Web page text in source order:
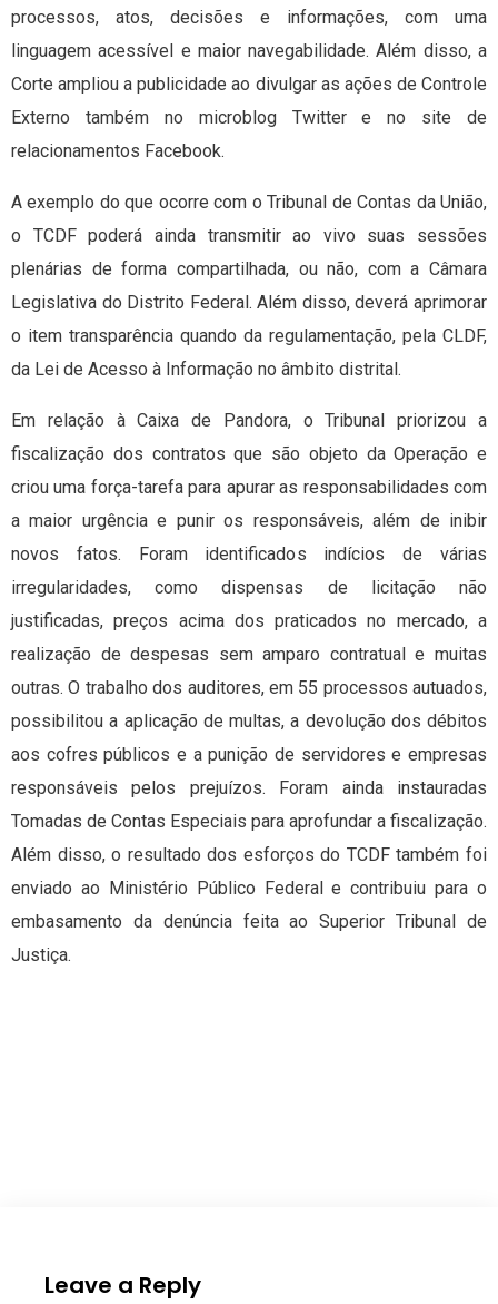
processos, atos, decisões e informações, com uma
linguagem acessível e maior navegabilidade. Além disso, a
Corte ampliou a publicidade ao divulgar as ações de Controle
Externo também no microblog Twitter e no site de
relacionamentos Facebook.
A exemplo do que ocorre com o Tribunal de Contas da União,
o TCDF poderá ainda transmitir ao vivo suas sessões
plenárias de forma compartilhada, ou não, com a Câmara
Legislativa do Distrito Federal. Além disso, deverá aprimorar
o item transparência quando da regulamentação, pela CLDF,
da Lei de Acesso à Informação no âmbito distrital.
Em relação à Caixa de Pandora, o Tribunal priorizou a
fiscalização dos contratos que são objeto da Operação e
criou uma força-tarefa para apurar as responsabilidades com
a maior urgência e punir os responsáveis, além de inibir
novos fatos. Foram identificados indícios de várias
irregularidades, como dispensas de licitação não
justificadas, preços acima dos praticados no mercado, a
realização de despesas sem amparo contratual e muitas
outras. O trabalho dos auditores, em 55 processos autuados,
possibilitou a aplicação de multas, a devolução dos débitos
aos cofres públicos e a punição de servidores e empresas
responsáveis pelos prejuízos. Foram ainda instauradas
Tomadas de Contas Especiais para aprofundar a fiscalização.
Além disso, o resultado dos esforços do TCDF também foi
enviado ao Ministério Público Federal e contribuiu para o
embasamento da denúncia feita ao Superior Tribunal de
Justiça.
Leave a Reply